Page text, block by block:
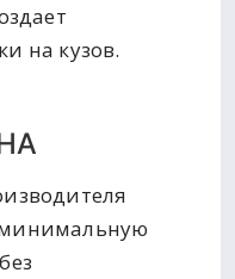
на кузов.